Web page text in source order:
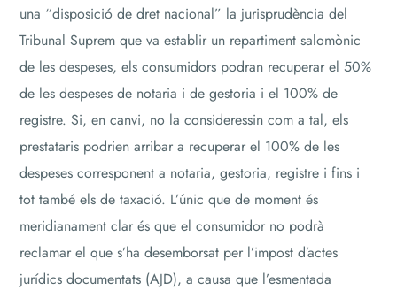
una “disposició de dret nacional” la jurisprudència del
Tribunal Suprem que va establir un repartiment salomònic
de les despeses, els consumidors podran recuperar el 50%
de les despeses de notaria i de gestoria i el 100% de
registre. Si, en canvi, no la consideressin com a tal, els
prestataris podrien arribar a recuperar el 100% de les
despeses corresponent a notaria, gestoria, registre i fins i
tot també els de taxació. L’únic que de moment és
meridianament clar és que el consumidor no podrà
reclamar el que s’ha desemborsat per l’impost d’actes
jurídics documentats (AJD), a causa que l’esmentada